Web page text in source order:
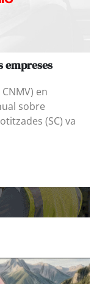
empreses
en
sobre
(SC) va